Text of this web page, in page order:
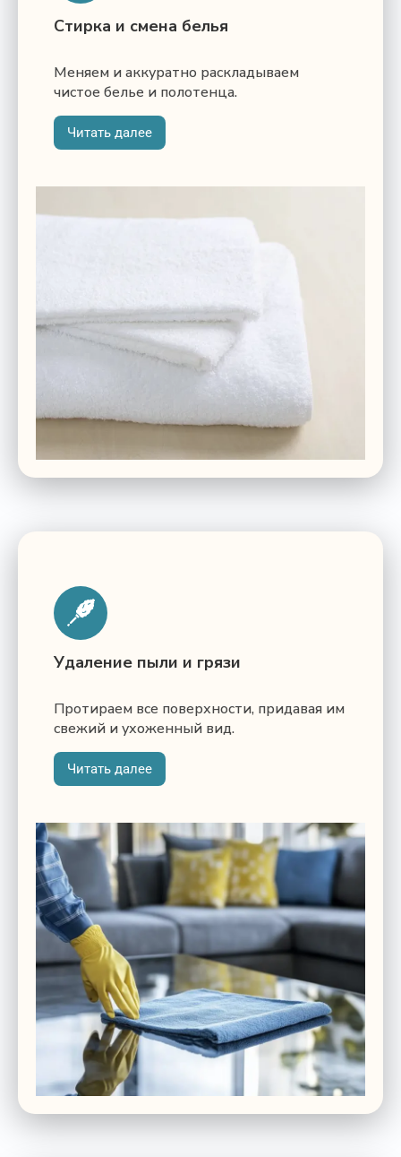
Стирка и смена белья
Меняем и аккуратно раскладываем
чистое белье и полотенца.
Читать далее
Удаление пыли и грязи
Протираем все поверхности, придавая им
свежий и ухоженный вид.
Читать далее